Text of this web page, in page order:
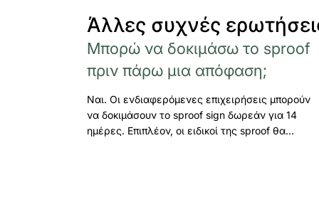
Άλλες συχνές
Μπορώ να δοκιμάσω το sproof
πριν πάρω μια απόφαση;
Ναι. Οι ενδιαφερόμενες επιχειρήσεις μπορούν
να δοκιμάσουν το sproof sign δωρεάν για 14
ημέρες. Επιπλέον, οι ειδικοί της sproof θα…